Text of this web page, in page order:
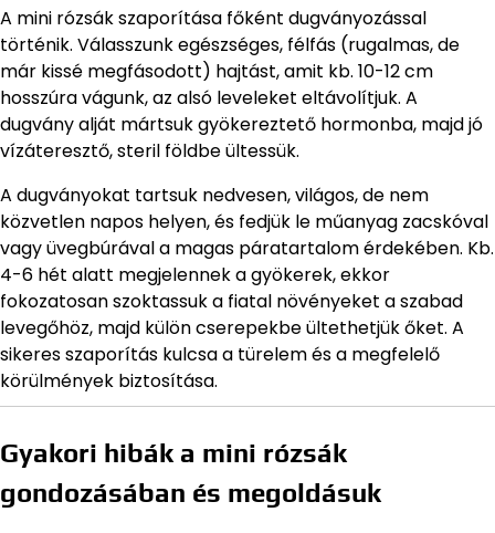
A mini rózsák szaporítása főként dugványozással
történik. Válasszunk egészséges, félfás (rugalmas, de
már kissé megfásodott) hajtást, amit kb. 10-12 cm
hosszúra vágunk, az alsó leveleket eltávolítjuk. A
dugvány alját mártsuk gyökereztető hormonba, majd jó
vízáteresztő, steril földbe ültessük.
A dugványokat tartsuk nedvesen, világos, de nem
közvetlen napos helyen, és fedjük le műanyag zacskóval
vagy üvegbúrával a magas páratartalom érdekében. Kb.
4-6 hét alatt megjelennek a gyökerek, ekkor
fokozatosan szoktassuk a fiatal növényeket a szabad
levegőhöz, majd külön cserepekbe ültethetjük őket. A
sikeres szaporítás kulcsa a türelem és a megfelelő
körülmények biztosítása.
Gyakori hibák a mini rózsák
gondozásában és megoldásuk